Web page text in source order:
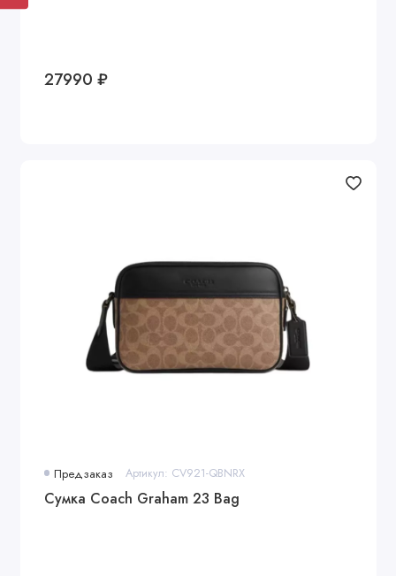
27990 ₽
Предзаказ Артикул: CV921-QBNRX
Сумка Coach Graham 23 Bag